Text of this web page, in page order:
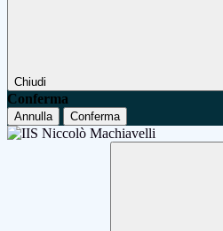
Chiudi
Conferma
Annulla Conferma